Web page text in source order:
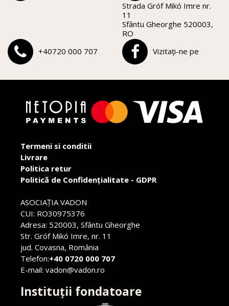
Strada Gróf Mikó Imre nr.
11
Sfântu Gheorghe 520003,
RO
+40720 000 707
Vizitați-ne pe
Termeni si conditii
Livrare
Politica retur
Politică de Confidențialitate - GDPR
ASOCIAŢIA VADON
CUI: RO30975376
Adresa: 520003, Sfântu Gheorghe
Str. Gróf Mikó Imre, nr. 11
jud. Covasna, România
Telefon:+40 0720 000 707
E-mail: vadon@vadon.ro
Instituții fondatoare